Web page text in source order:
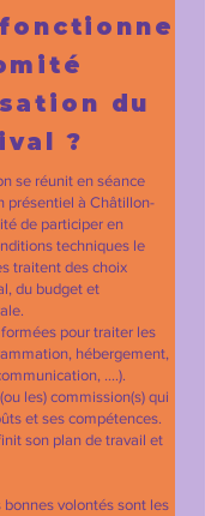
du
?
se réunit en séance
présentiel à Châtillon-
de participer en
techniques le
traitent des choix
du budget et
pour traiter les
hébergement,
....).
les) commission(s) qui
et ses compétences.
son plan de travail et
volontés sont les